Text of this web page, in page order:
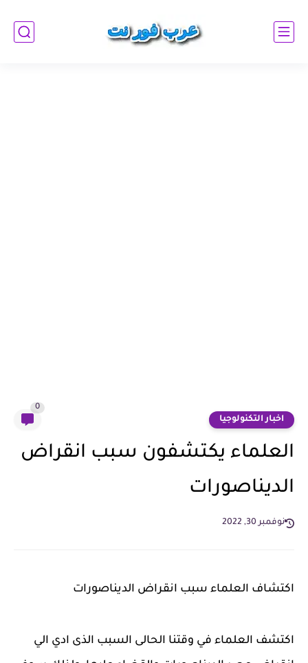
اخبار التكنولوجيا
0
العلماء يكتشفون سبب انقراض
الديناصورات
نوفمبر 30, 2022
اكتشاف العلماء سبب انقراض الديناصورات
اكتشف العلماء في وقتنا الحالى السبب الذى ادي الي